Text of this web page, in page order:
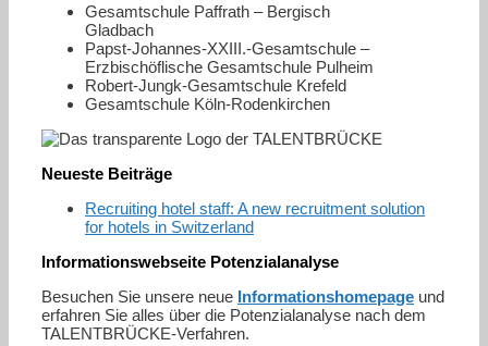
Gesamtschule Paffrath – Bergisch
Gladbach
Papst-Johannes-XXIII.-Gesamtschule –
Erzbischöflische Gesamtschule Pulheim
Robert-Jungk-Gesamtschule Krefeld
Gesamtschule Köln-Rodenkirchen
Neueste Beiträge
Recruiting hotel staff: A new recruitment solution
for hotels in Switzerland
Informationswebseite Potenzialanalyse
Besuchen Sie unsere neue Informationshomepage und
erfahren Sie alles über die Potenzialanalyse nach dem
TALENTBRÜCKE-Verfahren.